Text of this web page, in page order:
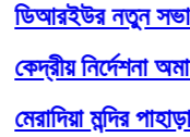
নতুন সভাপতি
নির্দেশনা অমান্য
মন্দির